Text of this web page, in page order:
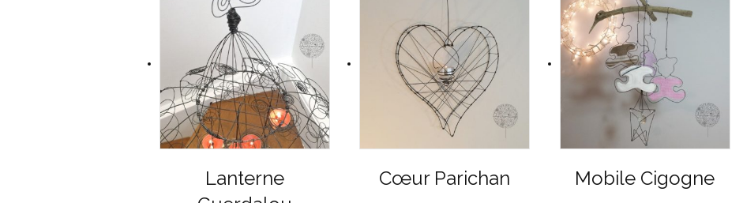
Lanterne
Cœur Parichan Mobile Cigogne